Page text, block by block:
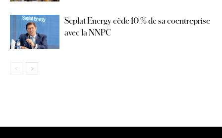
Seplat Energy cède 10 % de sa coentreprise
avec la NNPC